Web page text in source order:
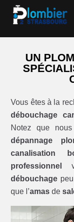
UN
Vous êtes à la
débouchage
Notez que
dépannage
canalisation
professionnel
débouchage
que l’amas de